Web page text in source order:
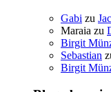
Gabi zu
Maraia zu
Birgit
Sebastian
Birgit